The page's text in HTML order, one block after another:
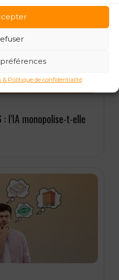
& Politique de confidentialité
l’IA monopolise-t-elle